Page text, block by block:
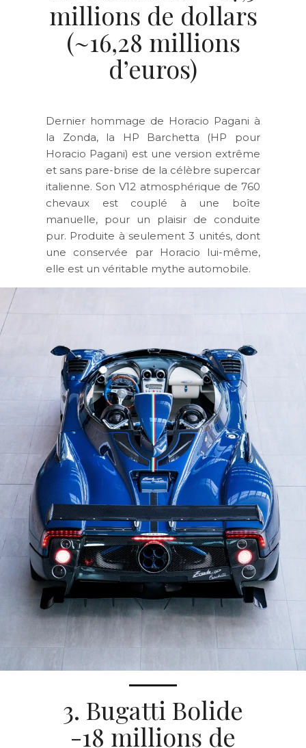
millions de dollars
(~16,28 millions
d’euros)
Dernier hommage de Horacio Pagani à
la Zonda, la HP Barchetta (HP pour
Horacio Pagani) est une version extrême
et sans pare-brise de la célèbre supercar
italienne. Son V12 atmosphérique de 760
chevaux est couplé à une boîte
manuelle, pour un plaisir de conduite
pur. Produite à seulement 3 unités, dont
une conservée par Horacio lui-même,
elle est un véritable mythe automobile.
3. Bugatti Bolide
-18 millions de